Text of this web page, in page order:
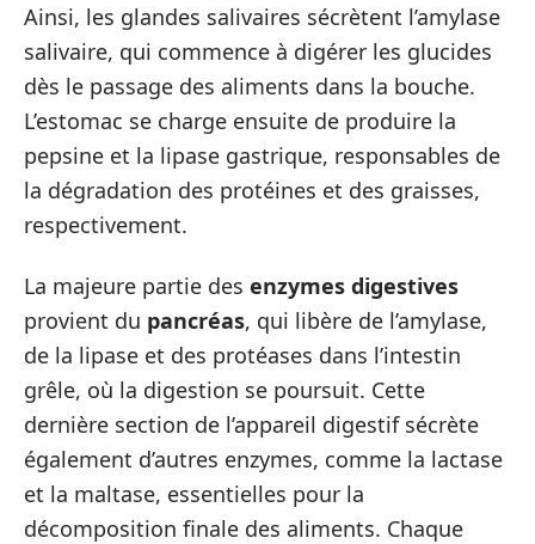
Ainsi, les glandes salivaires sécrètent l’amylase
salivaire, qui commence à digérer les glucides
dès le passage des aliments dans la bouche.
L’estomac se charge ensuite de produire la
pepsine et la lipase gastrique, responsables de
la dégradation des protéines et des graisses,
respectivement.
La majeure partie des enzymes digestives
provient du pancréas, qui libère de l’amylase,
de la lipase et des protéases dans l’intestin
grêle, où la digestion se poursuit. Cette
dernière section de l’appareil digestif sécrète
également d’autres enzymes, comme la lactase
et la maltase, essentielles pour la
décomposition finale des aliments. Chaque